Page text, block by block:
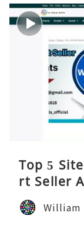
Top 5
rt Seller
William